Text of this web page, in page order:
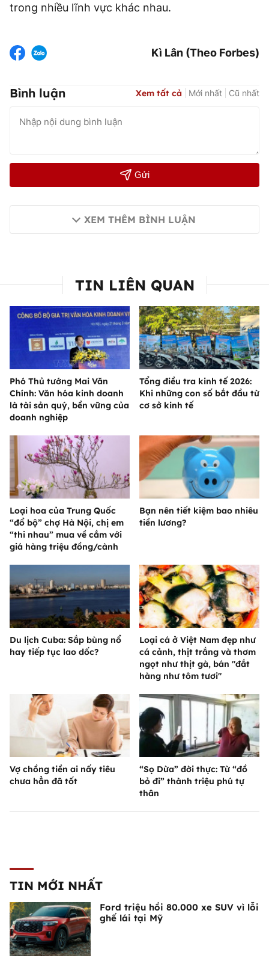
trong nhiều lĩnh vực khác nhau.
Kì Lân (Theo Forbes)
Bình luận Xem tất cả Mới nhất Cũ nhất
Gửi
XEM THÊM BÌNH LUẬN
TIN LIÊN QUAN
Phó Thủ tướng Mai Văn
Chính: Văn hóa kinh doanh
là tài sản quý, bền vững của
doanh nghiệp
Tổng điều tra kinh tế 2026:
Khi những con số bắt đầu từ
cơ sở kinh tế
Loại hoa của Trung Quốc
“đổ bộ” chợ Hà Nội, chị em
“thi nhau” mua về cắm với
giá hàng triệu đồng/cành
Bạn nên tiết kiệm bao nhiêu
tiền lương?
Du lịch Cuba: Sắp bùng nổ
hay tiếp tục lao dốc?
Loại cá ở Việt Nam đẹp như
cá cảnh, thịt trắng và thơm
ngọt như thịt gà, bán "đắt
hàng như tôm tươi"
Vợ chồng tiền ai nấy tiêu
chưa hẳn đã tốt
“Sọ Dừa” đời thực: Từ “đồ
bỏ đi” thành triệu phú tự
thân
TIN MỚI NHẤT
Ford triệu hồi 80.000 xe SUV vì lỗi
ghế lái tại Mỹ